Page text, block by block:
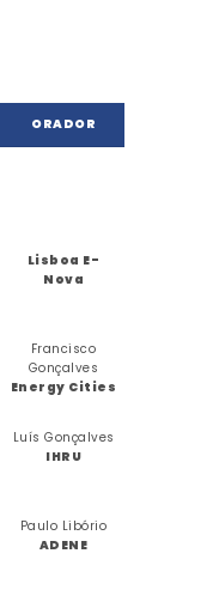
ORADOR
Lisboa E-
Nova
Francisco
Gonçalves
Energy Cities
Luís Gonçalves
IHRU
Paulo Libório
ADENE